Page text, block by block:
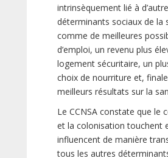
intrinsèquement lié à
déterminants sociaux de la
comme de meilleures
d’emploi, un revenu plus
logement sécuritaire, un
choix de nourriture et,
meilleurs résultats sur la
Le CCNSA constate que le
et la colonisation touchent
influencent de manière
tous les autres